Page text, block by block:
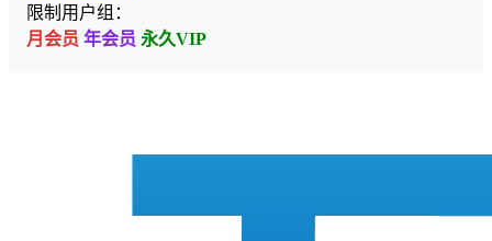
限制用户组：
月会员 年会员 永久VIP